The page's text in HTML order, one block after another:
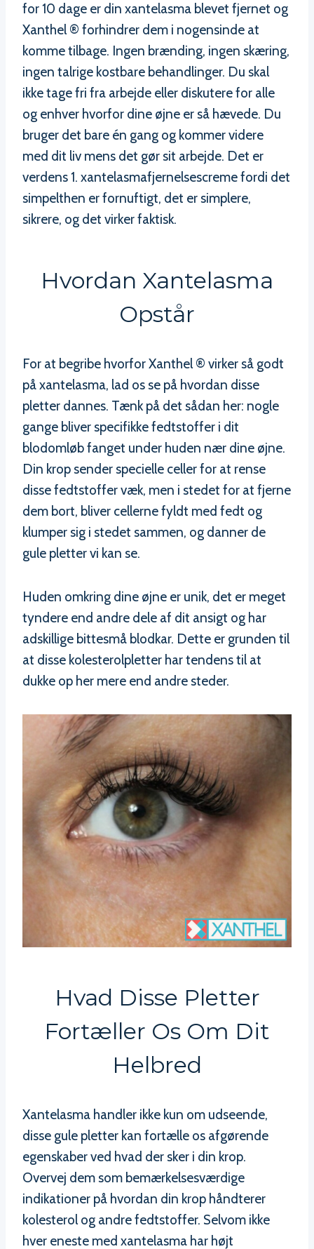
for 10 dage er din xantelasma blevet fjernet og
Xanthel ® forhindrer dem i nogensinde at
komme tilbage. Ingen brænding, ingen skæring,
ingen talrige kostbare behandlinger. Du skal
ikke tage fri fra arbejde eller diskutere for alle
og enhver hvorfor dine øjne er så hævede. Du
bruger det bare én gang og kommer videre
med dit liv mens det gør sit arbejde. Det er
verdens 1. xantelasmafjernelsescreme fordi det
simpelthen er fornuftigt, det er simplere,
sikrere, og det virker faktisk.
Hvordan Xantelasma
Opstår
For at begribe hvorfor Xanthel ® virker så godt
på xantelasma, lad os se på hvordan disse
pletter dannes. Tænk på det sådan her: nogle
gange bliver specifikke fedtstoffer i dit
blodomløb fanget under huden nær dine øjne.
Din krop sender specielle celler for at rense
disse fedtstoffer væk, men i stedet for at fjerne
dem bort, bliver cellerne fyldt med fedt og
klumper sig i stedet sammen, og danner de
gule pletter vi kan se.
Huden omkring dine øjne er unik, det er meget
tyndere end andre dele af dit ansigt og har
adskillige bittesmå blodkar. Dette er grunden til
at disse kolesterolpletter har tendens til at
dukke op her mere end andre steder.
Hvad Disse Pletter
Fortæller Os Om Dit
Helbred
Xantelasma handler ikke kun om udseende,
disse gule pletter kan fortælle os afgørende
egenskaber ved hvad der sker i din krop.
Overvej dem som bemærkelsesværdige
indikationer på hvordan din krop håndterer
kolesterol og andre fedtstoffer. Selvom ikke
hver eneste med xantelasma har højt